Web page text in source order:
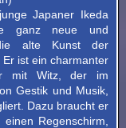
Japaner Ikeda
ganz neue und
alte Kunst der
ist ein charmanter
mit Witz, der im
Gestik und Musik,
Dazu braucht er
Regenschirm,